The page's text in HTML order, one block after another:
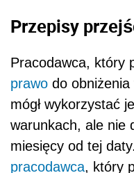
Przepisy
Pracodawca, który
prawo do obniżenia
mógł wykorzystać
warunkach, ale nie
miesięcy od tej
pracodawca, który